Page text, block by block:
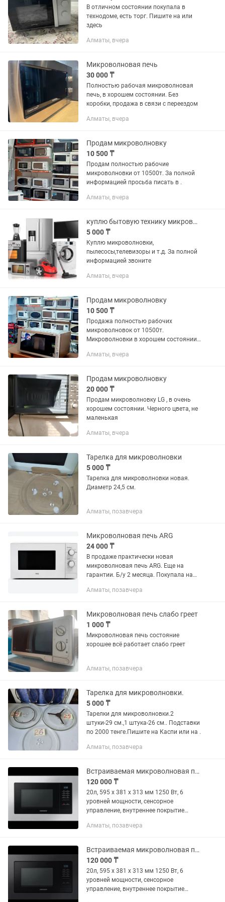
В отличном состоянии покупала в
технодоме, есть торг. Пишите на или
здесь
Алматы, вчера
Микроволновая печь
30 000 ₸
Полностью рабочая микроволновая
печь, в хорошем состоянии. Без
коробки, продажа в связи с переездом
Алматы, вчера
Продам микроволновку
10 500 ₸
Продам полностью рабочие
микроволновки от 10500т. За полной
информацией просьба писать в .
Алматы, вчера
куплю бытовую технику микроволновки
5 000 ₸
Куплю микроволновки,
пылесосы,телевизоры и т.д. За полной
информацией звоните
Алматы, вчера
Продам микроволновку
10 500 ₸
Продажа полностью рабочих
микроволновок от 10500т.
Микроволновки в хорошем состоянии,
Алматы, вчера
Продам микроволновку
20 000 ₸
Продам микроволновку LG , в очень
хорошем состоянии. Черного цвета, не
маленькая
Алматы, вчера
Тарелка для микроволновки
5 000 ₸
Тарелка для микроволновки новая.
Диаметр 24,5 см.
Алматы, позавчера
Микроволновая печь ARG
24 000 ₸
В продаже практически новая
микроволновая печь ARG. Еще на
гарантии. Б/у 2 месяца. Покупала на
документов и коробка. Размер:
Алматы, позавчера
Микроволновая печь слабо греет
1 000 ₸
Микроволновая печь состояние
хорошее всё работает слабо греет
Алматы, позавчера
Тарелка для микроволновки.
5 000 ₸
Тарелки для микроволновки.2
штуки-29 см.,1 штука-26 см.. Подставки
по 2000 тенге.Пишите на Каспи или на .
Алматы, позавчера
Встраиваемая микроволновая печь MS20A 7013 AT/BW (MQ7000A) Samsung
120 000 ₸
20л, 595 x 381 x 313 мм 1250 Вт, 6
уровней мощности, сенсорное
управление, внутреннее покрытие
вращающийся столик 255 мм, цвет
Алматы, позавчера
Встраиваемая микроволновая печь MS20A 7013 AB/BW Samsung
120 000 ₸
20л, 595 x 381 x 313 мм 1250 Вт, 6
уровней мощности, сенсорное
управление, внутреннее покрытие